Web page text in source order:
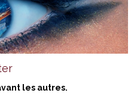
les autres.